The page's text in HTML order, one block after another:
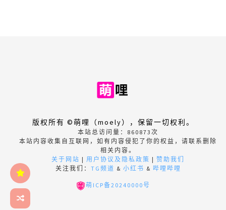
版权所有 ©萌哩（moely），保留一切权利。
本站总访问量： 860873 次
本站内容收集自互联网，如有内容侵犯了你的权益，请联系删除
相关内容。
关于网站 | 用户协议及隐私政策 | 赞助我们
关注我们： TG频道 & 小红书 & 哔哩哔哩
萌ICP备20240000号